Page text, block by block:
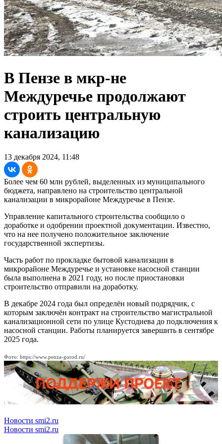
В Пензе в мкр-не
Междуречье продолжают
строить центральную
канализацию
13 декабря 2024, 11:48
Более чем 60 млн рублей, выделенных из муниципального
бюджета, направлено на строительство центральной
канализации в микрорайоне Междуречье в Пензе.
Управление капитального строительства сообщило о
доработке и одобрении проектной документации. Известно,
что на нее получено положительное заключение
государственной экспертизы.
Часть работ по прокладке бытовой канализации в
микрорайоне Междуречье и установке насосной станции
была выполнена в 2021 году, но после приостановки
строительство отправили на доработку.
В декабре 2024 года был определён новый подрядчик, с
которым заключён контракт на строительство магистральной
канализационной сети по улице Кустодиева до подключения к
насосной станции. Работы планируется завершить в сентябре
2025 года.
Фото: https://www.penza-gorod.ru/
Новости smi2.ru
Новости smi2.ru